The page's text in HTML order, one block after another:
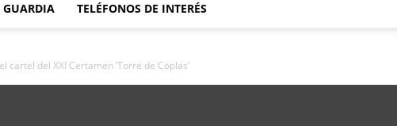
GUARDIA TELÉFONOS DE INTERÉS
cartel del XXI Certamen ‘Torre de Coplas’